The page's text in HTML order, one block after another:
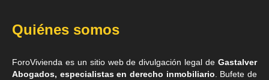
Quiénes somos
ForoVivienda es un sitio web de divulgación legal de Gastalver
Abogados, especialistas en derecho inmobiliario . Bufete de